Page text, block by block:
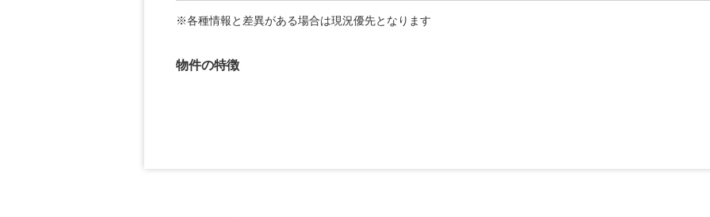
※各種情報と差異がある場合は現況優先となります
物件の特徴